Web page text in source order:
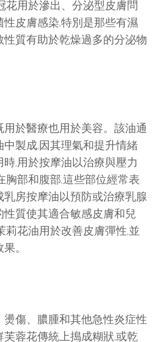
花用於滲出、分泌型皮膚問
皮膚感染,特別是那些有濕
質有助於乾燥過多的分泌物
於醫療也用於美容。該油通
製成,因其理氣和提升情緒
,用於按摩油以治療與壓力
胸部和腹部,這些部位經常表
房按摩油以預防或治療乳腺
質使其適合敏感皮膚和兒
莉花油用於改善皮膚彈性,並
。
傷、膿腫和其他急性炎症性
蓉花傳統上搗成糊狀,或乾